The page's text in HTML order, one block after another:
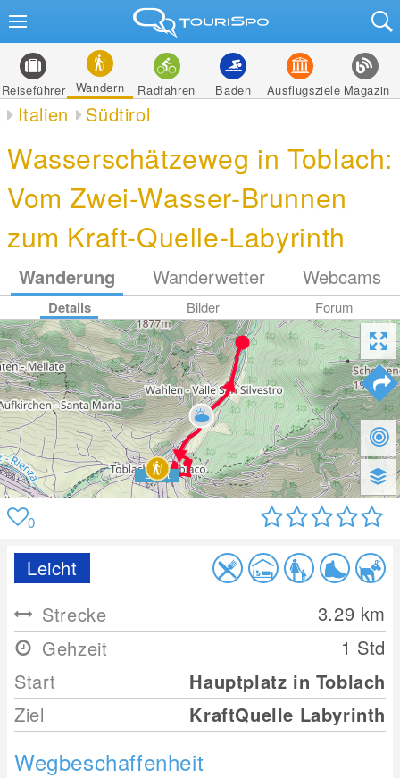
Reiseführer Wandern Radfahren Baden Ausflugsziele Magazin
Italien Südtirol
Wasserschätzeweg in Toblach:
Vom Zwei-Wasser-Brunnen
zum Kraft-Quelle-Labyrinth
Wanderung Wanderwetter Webcams
Details Bilder Forum
0
Leicht
Strecke
3.29 km
Gehzeit
1 Std
Start
Hauptplatz in Toblach
Ziel
KraftQuelle Labyrinth
Wegbeschaffenheit